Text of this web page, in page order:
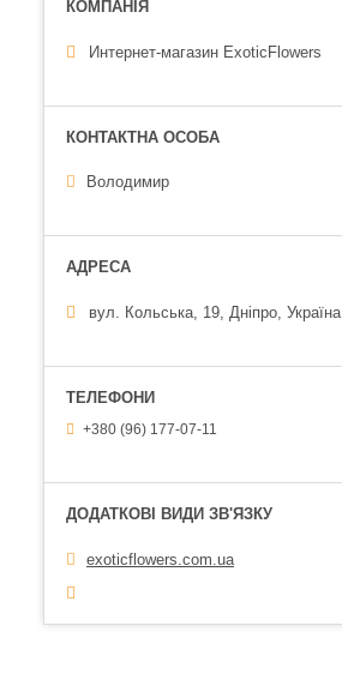
Интернет-магазин ExoticFlowers
Володимир
вул. Кольська, 19, Дніпро, Україна
+380 (96) 177-07-11
exoticflowers.com.ua